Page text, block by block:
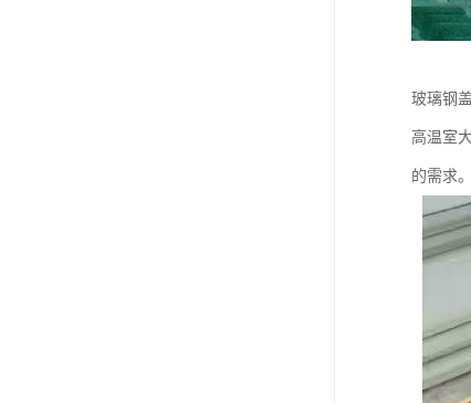
玻璃钢
高温室
的需求。